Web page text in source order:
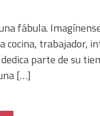
fábula.
cocina, trabajador,
parte de su
[…]